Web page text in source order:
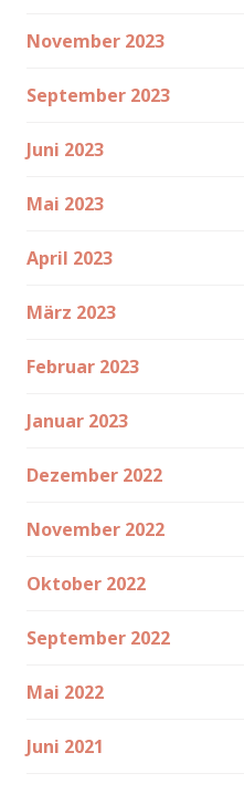
November 2023
September 2023
Juni 2023
Mai 2023
April 2023
März 2023
Februar 2023
Januar 2023
Dezember 2022
November 2022
Oktober 2022
September 2022
Mai 2022
Juni 2021